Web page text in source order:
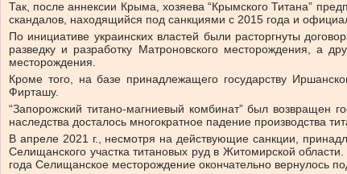
Так, после аннексии Крыма, хозяева “Крымского Титана”
скандалов, находящийся под санкциями с 2015 года и
По инициативе украинских властей были расторгнуты
разведку и разработку Матроновского месторождения, а
месторождения.
Кроме того, на базе принадлежащего государству
Фирташу.
“Запорожский титано-магниевый комбинат” был возвращен
наследства досталось многократное падение производства
В апреле 2021 г., несмотря на действующие санкции,
Селищанского участка титановых руд в Житомирской
года Селищанское месторождение окончательно вернулось